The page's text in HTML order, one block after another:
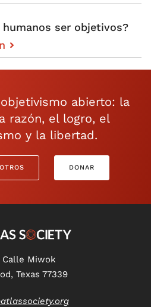
humanos ser objetivos?
abierto: la
razón, el logro, el
y la libertad.
DONAR
Calle Miwok
Texas 77339